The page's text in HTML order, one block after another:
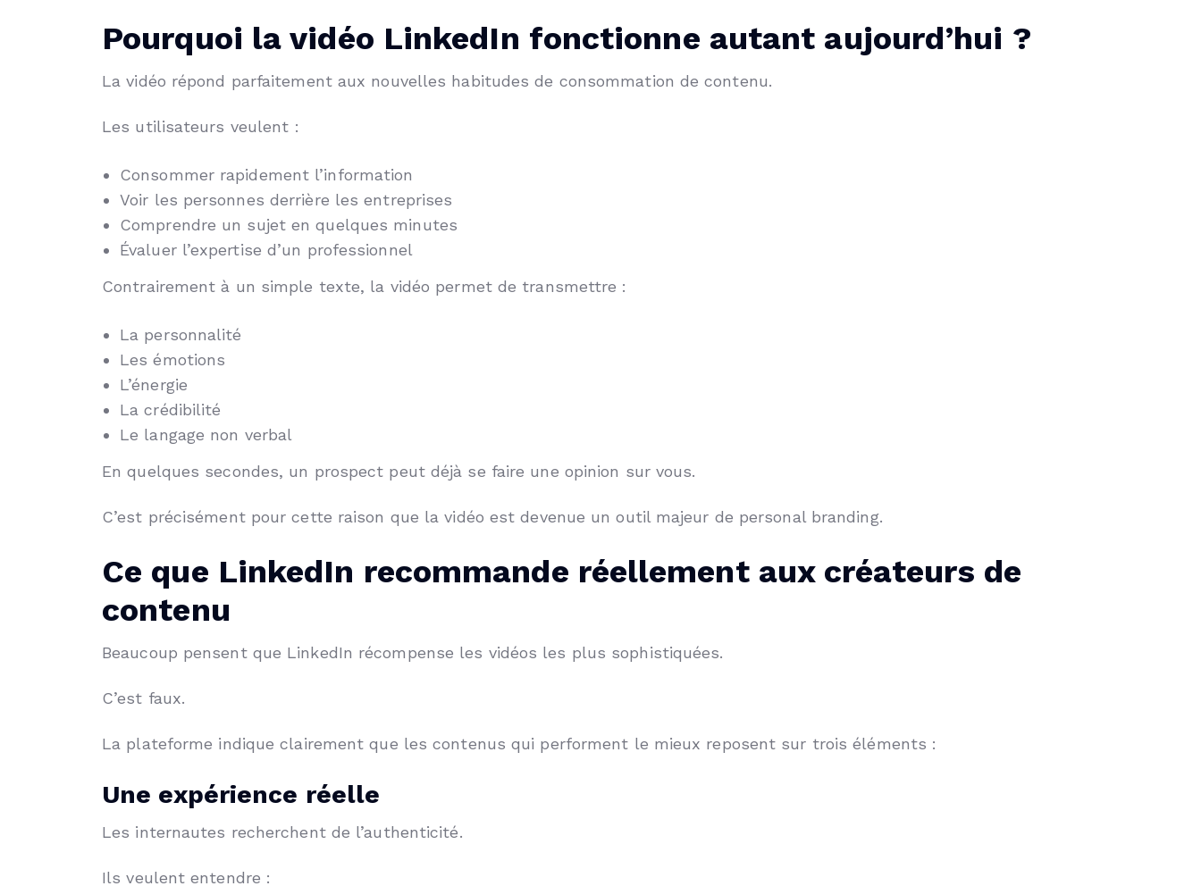
Pourquoi la vidéo LinkedIn fonctionne autant aujourd’hui ?
La vidéo répond parfaitement aux nouvelles habitudes de consommation de contenu.
Les utilisateurs veulent :
Consommer rapidement l’information
Voir les personnes derrière les entreprises
Comprendre un sujet en quelques minutes
Évaluer l’expertise d’un professionnel
Contrairement à un simple texte, la vidéo permet de transmettre :
La personnalité
Les émotions
L’énergie
La crédibilité
Le langage non verbal
En quelques secondes, un prospect peut déjà se faire une opinion sur vous.
C’est précisément pour cette raison que la vidéo est devenue un outil majeur de personal branding.
Ce que LinkedIn recommande réellement aux créateurs de
contenu
Beaucoup pensent que LinkedIn récompense les vidéos les plus sophistiquées.
C’est faux.
La plateforme indique clairement que les contenus qui performent le mieux reposent sur trois éléments :
Une expérience réelle
Les internautes recherchent de l’authenticité.
Ils veulent entendre :